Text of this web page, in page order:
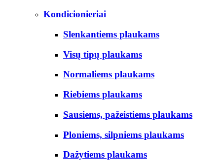
Kondicionieriai
Slenkantiems plaukams
Visų tipų plaukams
Normaliems plaukams
Riebiems plaukams
Sausiems, pažeistiems plaukams
Ploniems, silpniems plaukams
Dažytiems plaukams